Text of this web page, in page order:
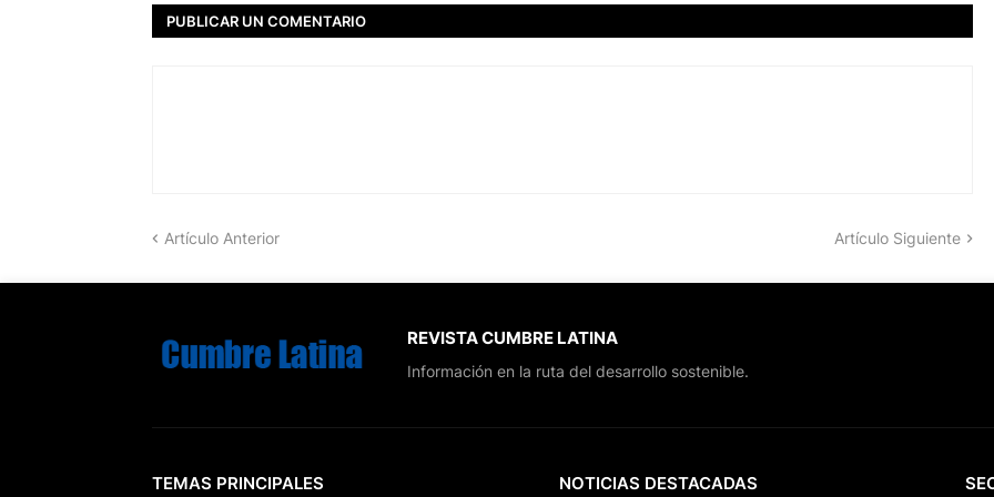
PUBLICAR UN COMENTARIO
Artículo Anterior Artículo Siguiente
REVISTA CUMBRE LATINA
Información en la ruta del desarrollo sostenible.
TEMAS PRINCIPALES NOTICIAS DESTACADAS